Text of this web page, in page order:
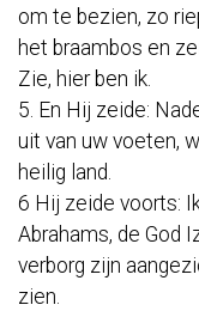
om te bezien, zo
het braambos en
Zie, hier ben ik.
5. En Hij zeide:
uit van uw voeten,
heilig land.
6 Hij zeide voorts:
Abrahams, de God
verborg zijn
zien.